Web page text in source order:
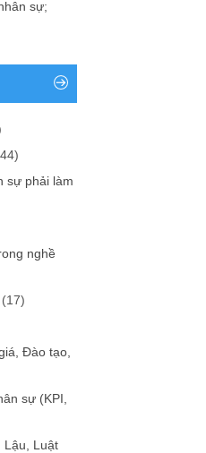
sự;
sự phải làm
nghề
(17)
Đào tạo,
sự (KPI,
Lậu, Luật